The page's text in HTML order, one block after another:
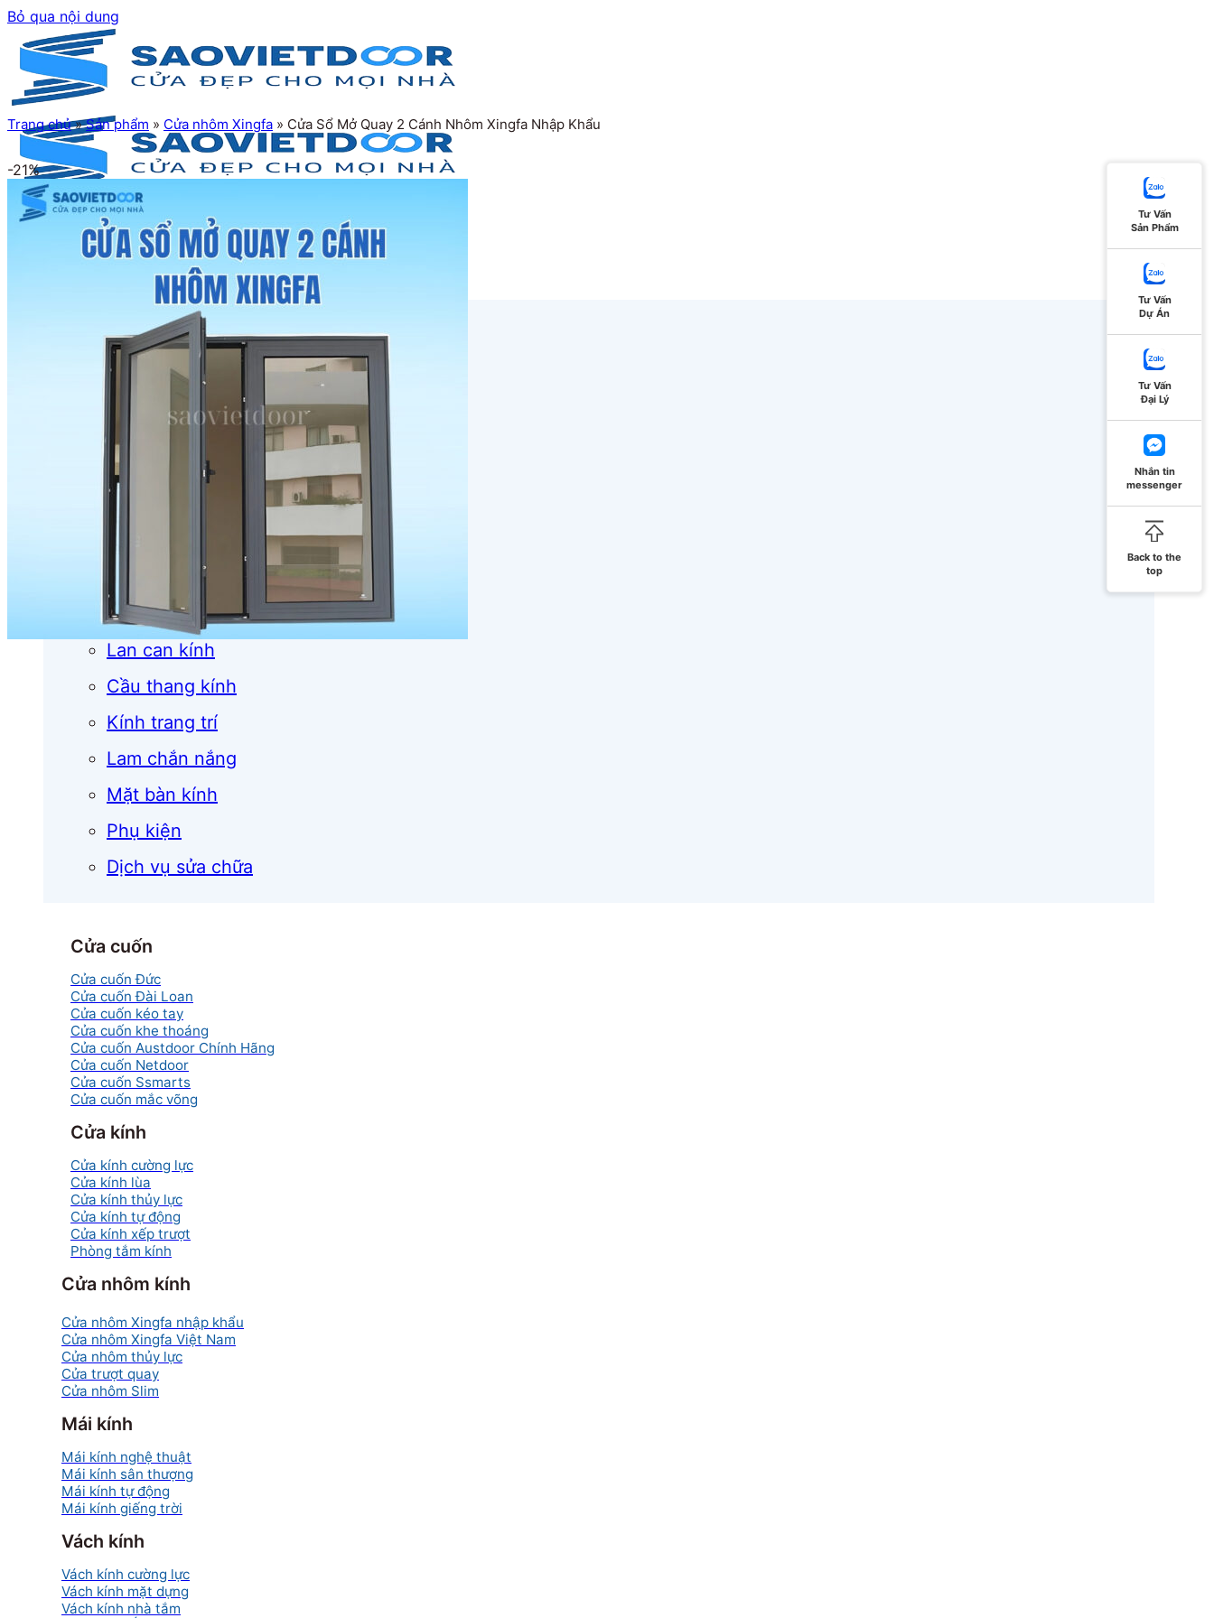
Bỏ qua nội dung
Trang chủ
Cửa cuốn
Cửa nhôm
Mái kính
Lan can kính
Cầu thang kính
Kính trang trí
Lam chắn nắng
Mặt bàn kính
Phụ kiện
Dịch vụ sửa chữa
Cửa cuốn
Cửa cuốn Đức
Cửa cuốn Đài Loan
Cửa cuốn kéo tay
Cửa cuốn khe thoáng
Cửa cuốn Austdoor Chính Hãng
Cửa cuốn Netdoor
Cửa cuốn Ssmarts
Cửa cuốn mắc võng
Cửa kính
Cửa kính cường lực
Cửa kính lùa
Cửa kính thủy lực
Cửa kính tự động
Cửa kính xếp trượt
Phòng tắm kính
Cửa nhôm kính
Cửa nhôm Xingfa nhập khẩu
Cửa nhôm Xingfa Việt Nam
Cửa nhôm thủy lực
Cửa trượt quay
Cửa nhôm Slim
Mái kính
Mái kính nghệ thuật
Mái kính sân thượng
Mái kính tự động
Mái kính giếng trời
Vách kính
Vách kính cường lực
Vách kính mặt dựng
Vách kính nhà tắm
Trang chủ»Sản phẩm » Cửa nhôm Xingfa » Cửa Sổ Mở Quay 2 Cánh Nhôm Xingfa Nhập Khẩu
-21%
Tư Vấn
Sản Phẩm
Tư Vấn
Dự Án
Tư Vấn
Đại Lý
Nhắn tin
messenger
Back to the
top